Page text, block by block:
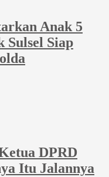
Anak 5
Sulsel Siap
DPRD
Itu Jalannya